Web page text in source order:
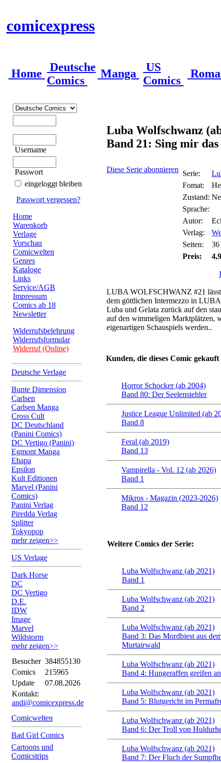
comicexpress
Home
Deutsche
Comics
Manga
US
Comics
Username
Passwort
eingeloggt bleiben
Passwort vergessen?
Home
Warenkorb
Verlage
Vorschau
Comicwelten
Genres
Kataloge
Links
Service/AGB
Impressum
Comics ab 18
Newsletter
Widerrufsbelehrung
Widerrufsformular
Widerruf (Online)
Deutsche Verlage
Bunte Dimension
Carlsen
Carlsen Manga
Cross Cult
DC Deutschland
(Panini Comics)
DC Vertigo (Panini)
Egmont Manga
Ehapa
Epsilon
Kult Editionen
Marvel (Panini
Comics)
Panini Verlag
Piredda Verlag
Splitter
Tokyopop
mehr zeigen>>
US Verlage
Dark Horse
DC
DC Vertigo
D.E.
IDW
Image
Marvel
Wildstorm
mehr zeigen>>
Besucher 384855130
Comics
215965
Update
07.08.2026
Kontakt:
andi@comicexpress.de
Comicwelten
Bad Girl Comics
Cartoons und
Comicstrips
Luba Wolfschwanz
Band 21: Sing mir
Diese Serie abonnieren Serie:
Fomat:
Zustand:
Sprache:
Autor:
Verlag:
Seiten:
36
Preis:
LUBA WOLFSCHWANZ #21 lässt
dem göttlichen Intermezzo in
Luba und Gelata zurück auf den
auf den wimmeligen Marktplätzen,
eigenartigen Schauspiels werden..
Kunden, die dieses Comic
Horror Schocker (ab 2004)
Band 80: Der Seelenstehler
Justice League Unlimited (ab
Band 8
Feral (ab 2019)
Band 13
Vampirella - Vol. 12 (ab 2026)
Band 1
Mikros - Magazin (2023-2026)
Band 12
Weitere Comics der Serie:
Luba Wolfschwanz (ab 2021)
Band 1
Luba Wolfschwanz (ab 2021)
Band 2
Luba Wolfschwanz (ab 2021)
Band 3: Das Mordbiest aus
Murtairwald
Luba Wolfschwanz (ab 2021)
Band 4: Hungeraffen greifen
Luba Wolfschwanz (ab 2021)
Band 5: Blutgericht im
Luba Wolfschwanz (ab 2021)
Band 6: Der Troll von
Luba Wolfschwanz (ab 2021)
Band 7: Der Fluch der